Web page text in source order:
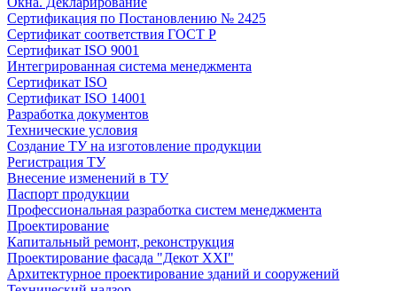
Сертификация по Постановлению № 2425
Сертификат соответствия ГОСТ Р
Сертификат ISO 9001
Интегрированная система менеджмента
Сертификат ISO
Сертификат ISO 14001
Разработка документов
Технические условия
Создание ТУ на изготовление продукции
Регистрация ТУ
Внесение изменений в ТУ
Паспорт продукции
Профессиональная разработка систем менеджмента
Проектирование
Капитальный ремонт, реконструкция
Проектирование фасада "Декот XXI"
Архитектурное проектирование зданий и сооружений